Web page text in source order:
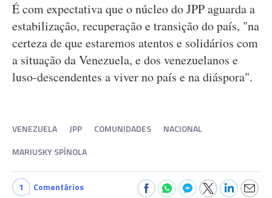
É com expectativa que o núcleo do JPP aguarda a
estabilização, recuperação e transição do país, "na
certeza de que estaremos atentos e solidários com
a situação da Venezuela, e dos venezuelanos e
luso-descendentes a viver no país e na diáspora".
VENEZUELA JPP COMUNIDADES
NACIONAL
MARIUSKY SPÍNOLA
1 Comentários